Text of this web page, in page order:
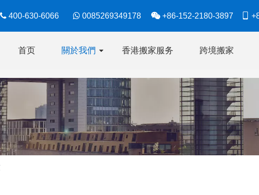
 400-630-6066  0085269349178  +86-152-2180-3897 
首页 關於我們 香港搬家服务 跨境搬家